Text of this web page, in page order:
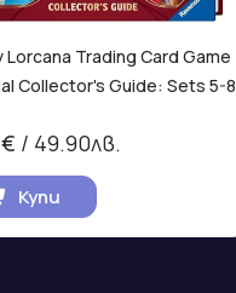
Lorcana Trading Card Game
Collector's Guide: Sets 5-8
/ 49.90лв.
Купи